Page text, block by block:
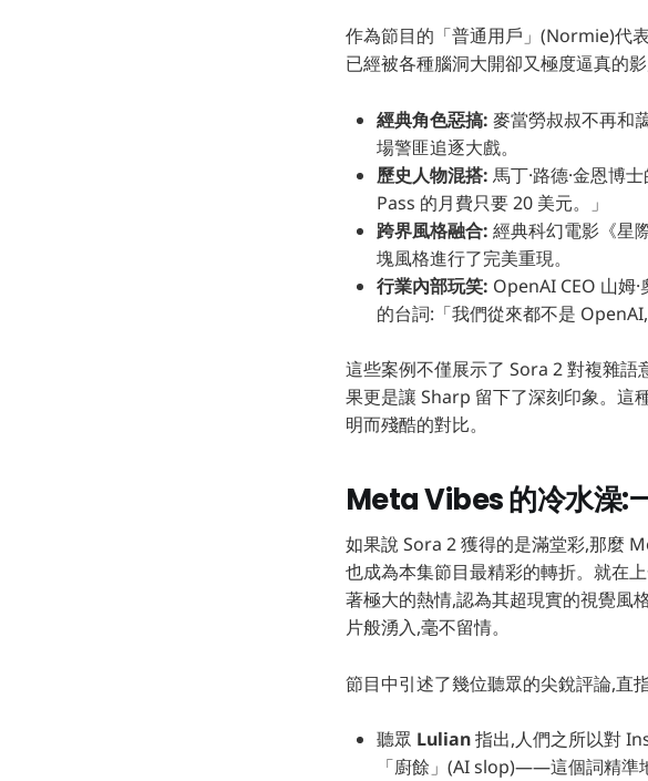
作為節目的「普通用戶」(Normie)代
已經被各種腦洞大開卻又極度逼真的
經典角色惡搞: 麥當勞叔叔不再和
場警匪追逐大戲。
歷史人物混搭: 馬丁·路德·金恩博
Pass 的月費只要 20 美元。」
跨界風格融合: 經典科幻電影《星
塊風格進行了完美重現。
行業內部玩笑: OpenAI CEO 山姆
的台詞:「我們從來都不是
這些案例不僅展示了 Sora 2 對複雜
果更是讓 Sharp 留下了深刻印象。這
明而殘酷的對比。
Meta Vibes 的冷水澡:
如果說 Sora 2 獲得的是滿堂彩,那麼
也成為本集節目最精彩的轉折。就在
著極大的熱情,認為其超現實的視覺風
片般湧入,毫不留情。
節目中引述了幾位聽眾的尖銳評論,直
聽眾 Lulian指出,人們之所以對
「廚餘」(AI slop)——這個詞精